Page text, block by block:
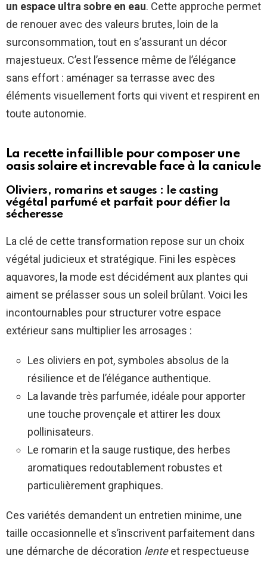
un espace ultra sobre en eau. Cette approche permet
de renouer avec des valeurs brutes, loin de la
surconsommation, tout en s’assurant un décor
majestueux. C’est l’essence même de l’élégance
sans effort : aménager sa terrasse avec des
éléments visuellement forts qui vivent et respirent en
toute autonomie.
La recette infaillible pour composer une
oasis solaire et increvable face à la canicule
Oliviers, romarins et sauges : le casting
végétal parfumé et parfait pour défier la
sécheresse
La clé de cette transformation repose sur un choix
végétal judicieux et stratégique. Fini les espèces
aquavores, la mode est décidément aux plantes qui
aiment se prélasser sous un soleil brûlant. Voici les
incontournables pour structurer votre espace
extérieur sans multiplier les arrosages :
Les oliviers en pot, symboles absolus de la
résilience et de l’élégance authentique.
La lavande très parfumée, idéale pour apporter
une touche provençale et attirer les doux
pollinisateurs.
Le romarin et la sauge rustique, des herbes
aromatiques redoutablement robustes et
particulièrement graphiques.
Ces variétés demandent un entretien minime, une
taille occasionnelle et s’inscrivent parfaitement dans
une démarche de décoration lenteet respectueuse